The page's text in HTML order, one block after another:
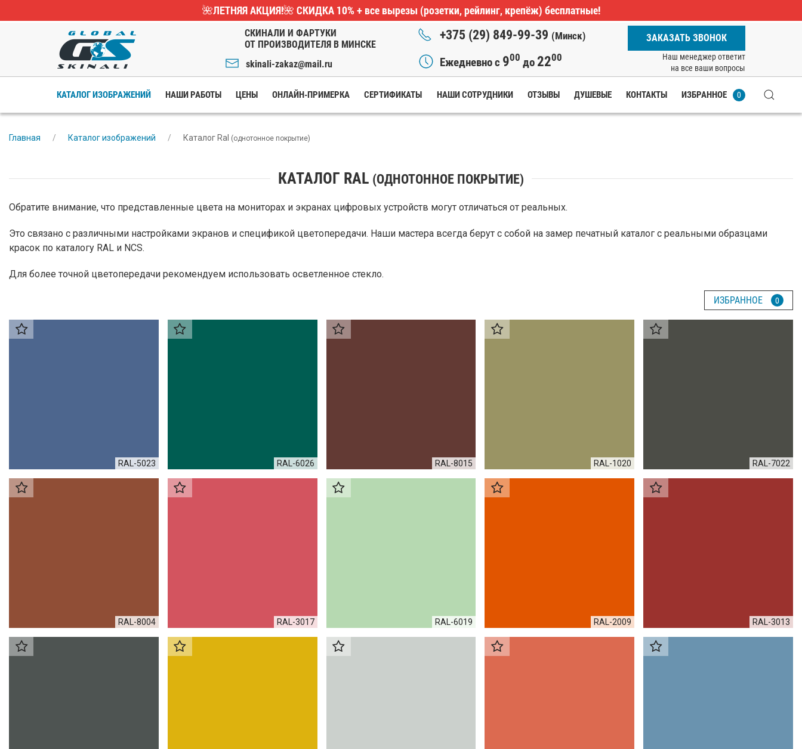
🌺ЛЕТНЯЯ АКЦИЯ!🌺 СКИДКА 10%+ все вырезы (розетки, рейлинг, крепёж) бесплатные!
СКИНАЛИ И ФАРТУКИ
ОТ ПРОИЗВОДИТЕЛЯ В МИНСКЕ
skinali-zakaz@mail.ru
+375 (29) 849-99-39 (Минск)
Ежедневно с 900 до 2200
ЗАКАЗАТЬ ЗВОНОК
Наш менеджер ответит
на все ваши вопросы
КАТАЛОГ ИЗОБРАЖЕНИЙ НАШИ РАБОТЫ ЦЕНЫ ОНЛАЙН-ПРИМЕРКА СЕРТИФИКАТЫ НАШИ СОТРУДНИКИ ОТЗЫВЫ ДУШЕВЫЕ КОНТАКТЫ ИЗБРАННОЕ 0
Главная Каталог изображений Каталог Ral (однотонное покрытие)
КАТАЛОГ RAL (ОДНОТОННОЕ ПОКРЫТИЕ)
Обратите внимание, что представленные цвета на мониторах и экранах цифровых устройств могут отличаться от реальных.
Это связано с различными настройками экранов и спецификой цветопередачи. Наши мастера всегда берут с собой на замер печатный каталог с реальными образцами
красок по каталогу RAL и NCS.
Для более точной цветопередачи рекомендуем использовать осветленное стекло.
ИЗБРАННОЕ 0
RAL-5023 RAL-6026 RAL-8015 RAL-1020 RAL-7022
RAL-8004 RAL-3017 RAL-6019 RAL-2009 RAL-3013